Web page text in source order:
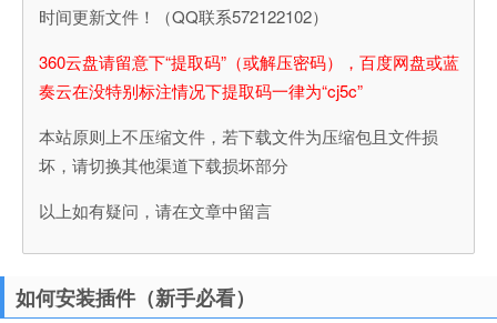
时间更新文件！（QQ联系572122102）
360云盘请留意下“提取码”（或解压密码），百度网盘或蓝
奏云在没特别标注情况下提取码一律为“cj5c”
本站原则上不压缩文件，若下载文件为压缩包且文件损
坏，请切换其他渠道下载损坏部分
以上如有疑问，请在文章中留言
如何安装插件（新手必看）